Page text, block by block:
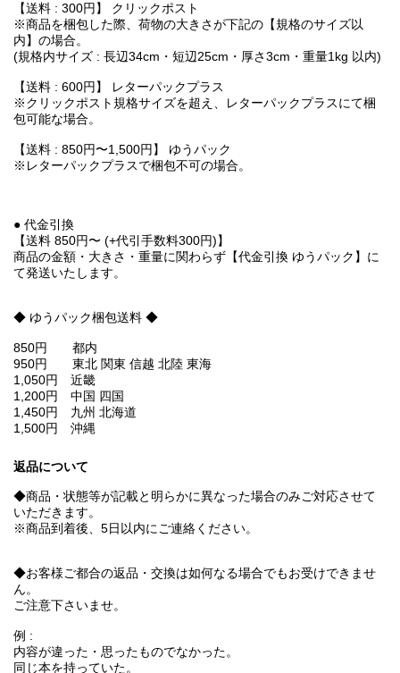
【送料 : 300円】 クリックポスト
※商品を梱包した際、荷物の大きさが下記の【規格のサイズ以
内】の場合。
(規格内サイズ : 長辺34cm・短辺25cm・厚さ3cm・重量1kg 以内)
【送料 : 600円】 レターパックプラス
※クリックポスト規格サイズを超え、レターパックプラスにて梱
包可能な場合。
【送料 : 850円〜1,500円】 ゆうパック
※レターパックプラスで梱包不可の場合。
● 代金引換
【送料 850円〜 (+代引手数料300円)】
商品の金額・大きさ・重量に関わらず【代金引換 ゆうパック】に
て発送いたします。
◆ ゆうパック梱包送料 ◆
850円 都内
950円 東北 関東 信越 北陸 東海
1,050円 近畿
1,200円 中国 四国
1,450円 九州 北海道
1,500円 沖縄
返品について
◆商品・状態等が記載と明らかに異なった場合のみご対応させて
いただきます。
※商品到着後、5日以内にご連絡ください。
◆お客様ご都合の返品・交換は如何なる場合でもお受けできませ
ん。
ご注意下さいませ。
例 :
内容が違った・思ったものでなかった。
同じ本を持っていた。